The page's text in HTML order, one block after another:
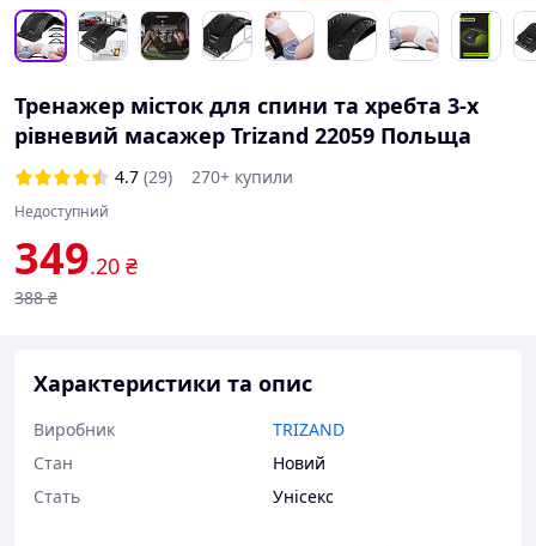
Тренажер місток для спини та хребта 3-х
рівневий масажер Trizand 22059 Польща
4.7 (29) 270+ купили
Недоступний
349.20 ₴
388 ₴
Характеристики та опис
Виробник
TRIZAND
Стан
Новий
Стать
Унісекс